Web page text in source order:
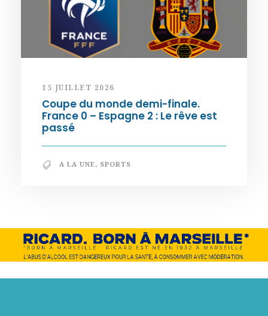
15 JUILLET 2026
Coupe du monde demi-finale.
France 0 – Espagne 2 : Le rêve est
passé
A LA UNE, SPORTS